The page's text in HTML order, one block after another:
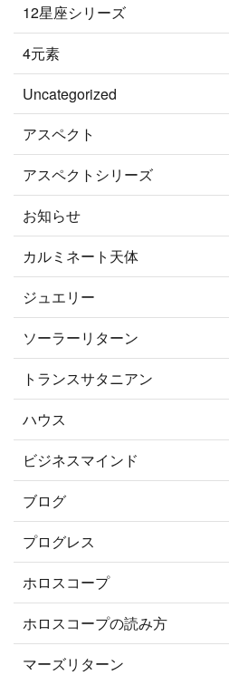
12星座シリーズ
4元素
Uncategorized
アスペクト
アスペクトシリーズ
お知らせ
カルミネート天体
ジュエリー
ソーラーリターン
トランスサタニアン
ハウス
ビジネスマインド
ブログ
プログレス
ホロスコープ
ホロスコープの読み方
マーズリターン